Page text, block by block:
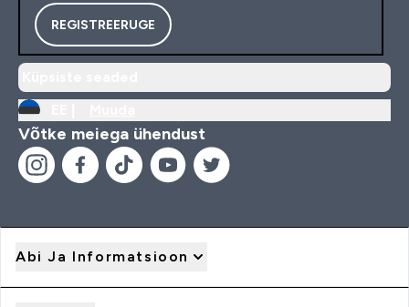
REGISTREERUGE
Võtke meiega ühendust
Abi Ja Informatsioon